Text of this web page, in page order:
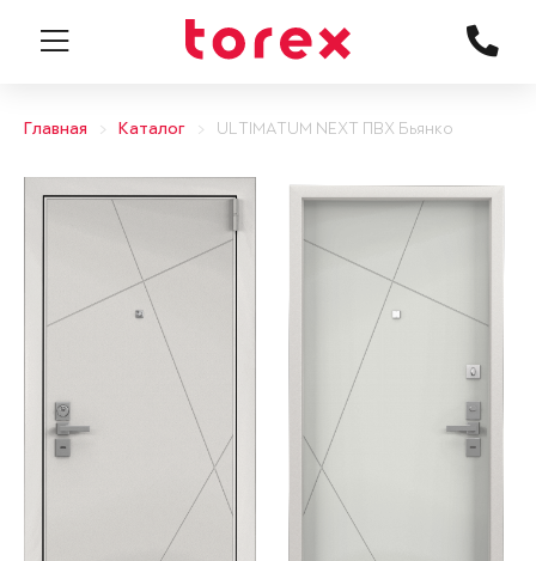
Главная Каталог ULTIMATUM NEXT ПВХ Бьянко